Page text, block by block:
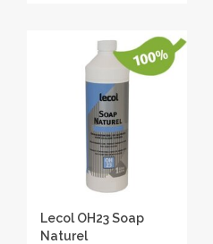
-
- reinigend en
veiligheidsblad-
technisch-merkblad-
Lecol OH23 Soap
Naturel